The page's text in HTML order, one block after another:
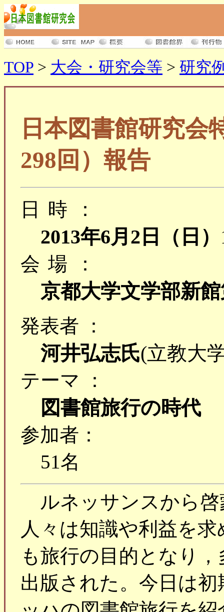
TOP > 大会・研究会等 > 研究
日本図書館研究会
298回）報告
日時：
2013年6月2日（日）
会場：
京都大学文学部新
発表者 ：
河井弘志氏(立教大
テーマ ：
図書館旅行の時代
参加者：
51名
ルネッサンスから啓
人々は知識や利益を
も旅行の目的となり
出版された。今日は